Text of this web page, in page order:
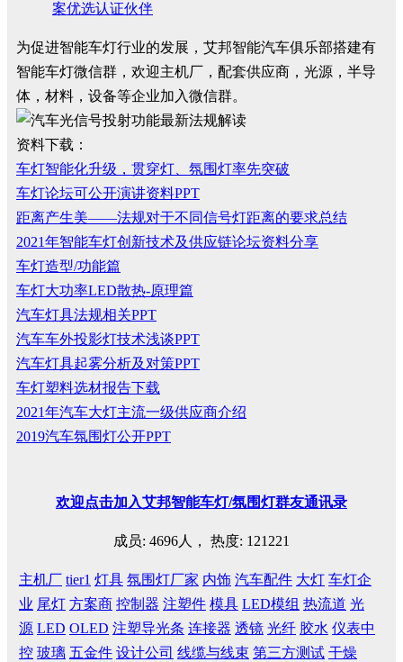
案优选认证伙伴
为促进智能车灯行业的发展，艾邦智能汽车俱乐部搭建有
智能车灯微信群，欢迎主机厂，配套供应商，光源，半导
体，材料，设备等企业加入微信群。
资料下载：
车灯智能化升级，贯穿灯、氛围灯率先突破
车灯论坛可公开演讲资料PPT
距离产生美——法规对于不同信号灯距离的要求总结
2021年智能车灯创新技术及供应链论坛资料分享
车灯造型/功能篇
车灯大功率LED散热-原理篇
汽车灯具法规相关PPT
汽车车外投影灯技术浅谈PPT
汽车灯具起雾分析及对策PPT
车灯塑料选材报告下载
2021年汽车大灯主流一级供应商介绍
2019汽车氛围灯公开PPT
欢迎点击加入艾邦智能车灯/氛围灯群友通讯录
成员: 4696人， 热度: 121221
主机厂 tier1 灯具 氛围灯厂家 内饰 汽车配件 大灯 车灯企
业 尾灯 方案商 控制器 注塑件 模具 LED模组 热流道 光
源 LED OLED 注塑导光条 连接器 透镜 光纤 胶水 仪表中
控 玻璃 五金件 设计公司 线缆与线束 第三方测试 干燥